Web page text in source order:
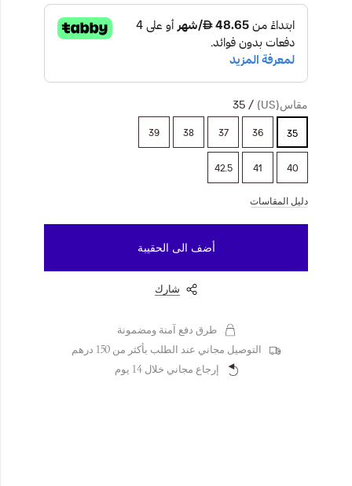
مقاس(US) 35
35
36
37
38
39
40
41
42.5
دليل المقاسات
أضف الى الحقيبة
شارك
طرق دفع آمنة ومضمونة
التوصيل مجاني عند الطلب بأكثر من 150 درهم
إرجاع مجاني خلال 14 يوم